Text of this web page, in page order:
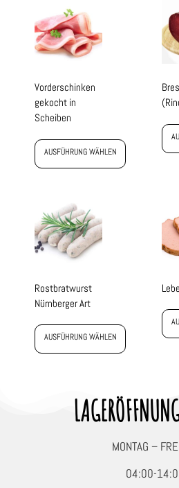
Vorderschinken
gekocht in
Scheiben
AUSFÜHRUNG WÄHLEN
Rostbratwurst
Nürnberger Art
AUSFÜHRUNG WÄHLEN
MONTAG –
04:00-